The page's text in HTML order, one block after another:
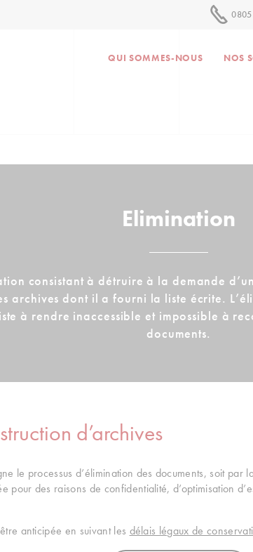
QUI SOMMES-NOUS NOS
Elimination
consistant à détruire à la demande
archives dont il a fourni la liste écrite.
à rendre inaccessible et impossible à
documents.
d’archives
le processus d’élimination des documents, soit
pour des raisons de confidentialité, d’optimisation
anticipée en suivant les délais légaux de